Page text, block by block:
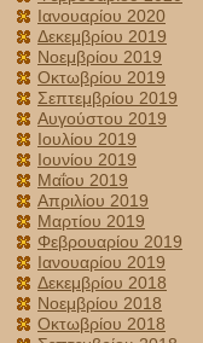
Ιανουαρίου 2020
Δεκεμβρίου 2019
Νοεμβρίου 2019
Οκτωβρίου 2019
Σεπτεμβρίου 2019
Αυγούστου 2019
Ιουλίου 2019
Ιουνίου 2019
Μαΐου 2019
Απριλίου 2019
Μαρτίου 2019
Φεβρουαρίου 2019
Ιανουαρίου 2019
Δεκεμβρίου 2018
Νοεμβρίου 2018
Οκτωβρίου 2018